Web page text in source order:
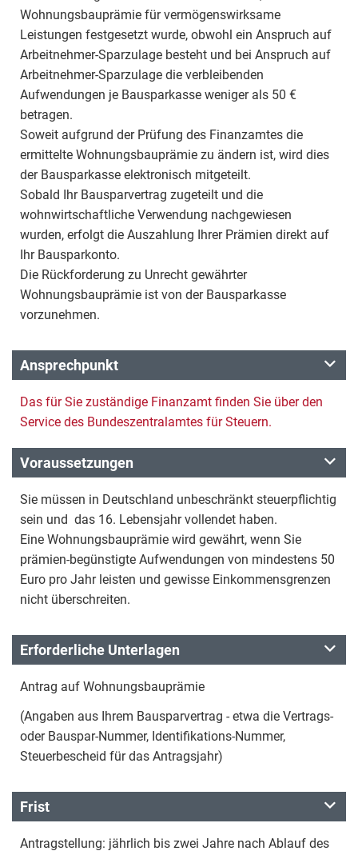
Wohnungsbauprämie für vermögenswirksame
Leistungen festgesetzt wurde, obwohl ein Anspruch auf
Arbeitnehmer-Sparzulage besteht und bei Anspruch auf
Arbeitnehmer-Sparzulage die verbleibenden
Aufwendungen je Bausparkasse weniger als 50 €
betragen.
Soweit aufgrund der Prüfung des Finanzamtes die
ermittelte Wohnungsbauprämie zu ändern ist, wird dies
der Bausparkasse elektronisch mitgeteilt.
Sobald Ihr Bausparvertrag zugeteilt und die
wohnwirtschaftliche Verwendung nachgewiesen
wurden, erfolgt die Auszahlung Ihrer Prämien direkt auf
Ihr Bausparkonto.
Die Rückforderung zu Unrecht gewährter
Wohnungsbauprämie ist von der Bausparkasse
vorzunehmen.
Ansprechpunkt
Das für Sie zuständige Finanzamt finden Sie über den
Service des Bundeszentralamtes für Steuern.
Voraussetzungen
Sie müssen in Deutschland unbeschränkt steuerpflichtig
sein und das 16. Lebensjahr vollendet haben.
Eine Wohnungsbauprämie wird gewährt, wenn Sie
prämien-begünstigte Aufwendungen von mindestens 50
Euro pro Jahr leisten und gewisse Einkommensgrenzen
nicht überschreiten.
Erforderliche Unterlagen
Antrag auf Wohnungsbauprämie
(Angaben aus Ihrem Bausparvertrag - etwa die Vertrags-
oder Bauspar-Nummer, Identifikations-Nummer,
Steuerbescheid für das Antragsjahr)
Frist
Antragstellung: jährlich bis zwei Jahre nach Ablauf des